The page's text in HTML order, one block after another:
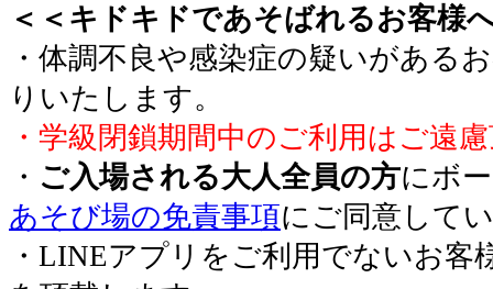
＜＜キドキドであそばれるお客様
・体調不良や感染症の疑いがある
りいたします。
・学級閉鎖期間中のご利用はご遠
・ ご入場される大人全員の方にボ
あそび場の免責事項にご同意して
・LINEアプリをご利用でないお客